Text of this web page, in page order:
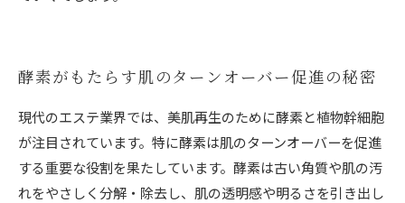
酵素がもたらす肌のターンオーバー促進の秘密
現代のエステ業界では、美肌再生のために酵素と植物幹細胞
が注目されています。特に酵素は肌のターンオーバーを促進
する重要な役割を果たしています。酵素は古い角質や肌の汚
れをやさしく分解・除去し、肌の透明感や明るさを引き出し